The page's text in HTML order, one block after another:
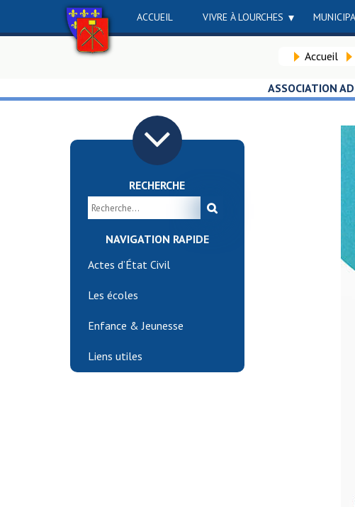
ACCUEIL VIVRE À LOURCHES
Accueil
ASSOCIATION
RECHERCHE
NAVIGATION RAPIDE
Actes d’État Civil
Les écoles
Enfance & Jeunesse
Liens utiles